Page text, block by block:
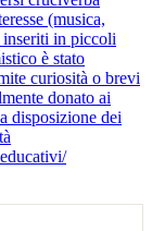
(musica,
inseriti in piccoli
è stato
curiosità o brevi
donato ai
disposizione dei